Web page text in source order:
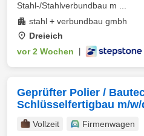
Stahl-/Stahlverbundbau m ...
stahl + verbundbau gmbh
Dreieich
vor 2 Wochen
Geprüfter Polier /
Schlüsselfertigbau m/w/
Vollzeit
Firmenwagen